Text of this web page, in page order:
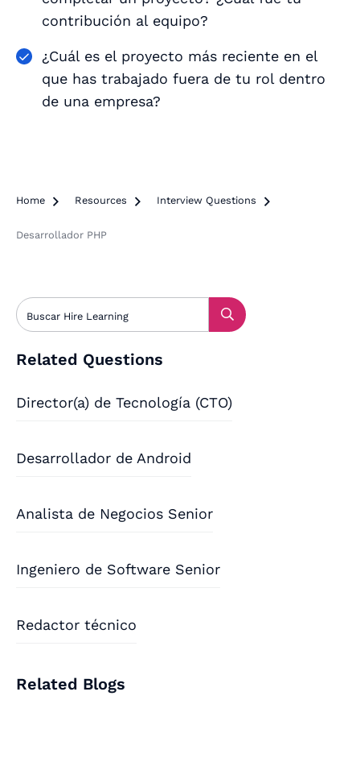
contribución al equipo?
¿Cuál es el proyecto más reciente en el
que has trabajado fuera de tu rol dentro
de una empresa?
Home  Resources  Interview Questions 
Desarrollador PHP
Related Questions
Director(a) de Tecnología (CTO)
Desarrollador de Android
Analista de Negocios Senior
Ingeniero de Software Senior
Redactor técnico
Related Blogs